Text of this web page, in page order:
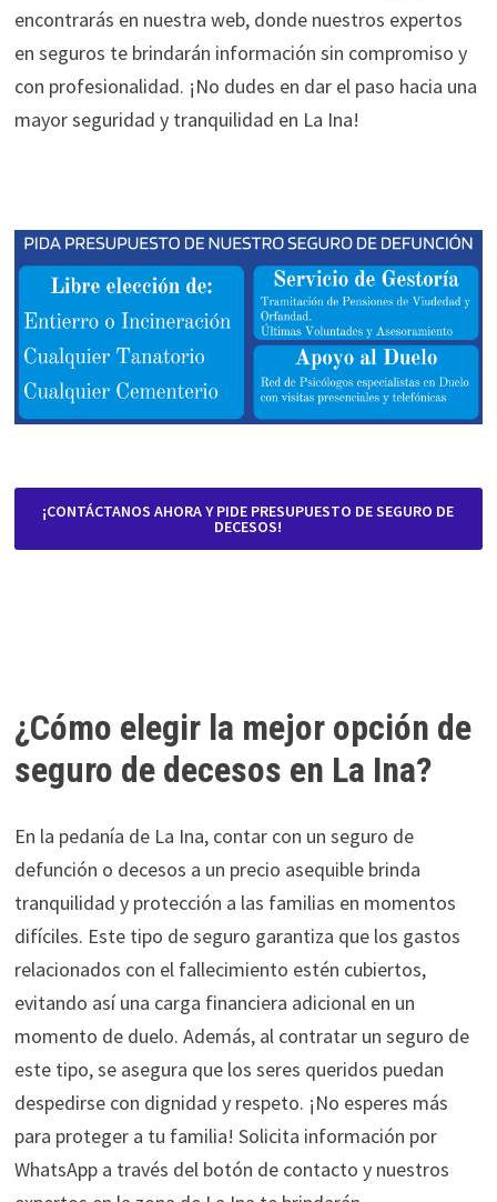
encontrarás en nuestra web, donde nuestros expertos
en seguros te brindarán información sin compromiso y
con profesionalidad. ¡No dudes en dar el paso hacia una
mayor seguridad y tranquilidad en La Ina!
¡CONTÁCTANOS AHORA Y PIDE PRESUPUESTO DE SEGURO DE
DECESOS!
¿Cómo elegir la mejor opción de
seguro de decesos en La Ina?
En la pedanía de La Ina, contar con un seguro de
defunción o decesos a un precio asequible brinda
tranquilidad y protección a las familias en momentos
difíciles. Este tipo de seguro garantiza que los gastos
relacionados con el fallecimiento estén cubiertos,
evitando así una carga financiera adicional en un
momento de duelo. Además, al contratar un seguro de
este tipo, se asegura que los seres queridos puedan
despedirse con dignidad y respeto. ¡No esperes más
para proteger a tu familia! Solicita información por
WhatsApp a través del botón de contacto y nuestros